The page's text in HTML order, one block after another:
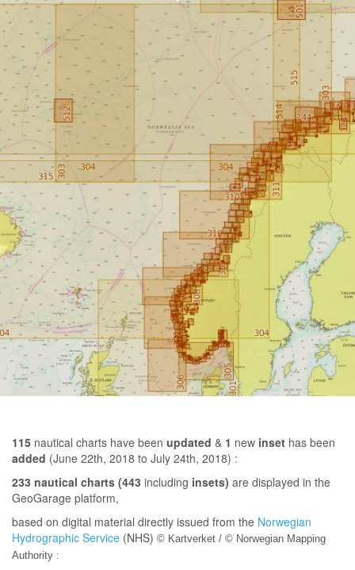
115 nautical charts have been updated & 1 new inset has been
added (June 22th, 2018 to July 24th, 2018) :
233 nautical charts (443 including insets) are displayed in the
GeoGarage platform,
based on digital material directly issued from the Norwegian
Hydrographic Service (NHS) © Kartverket / © Norwegian Mapping
Authority :